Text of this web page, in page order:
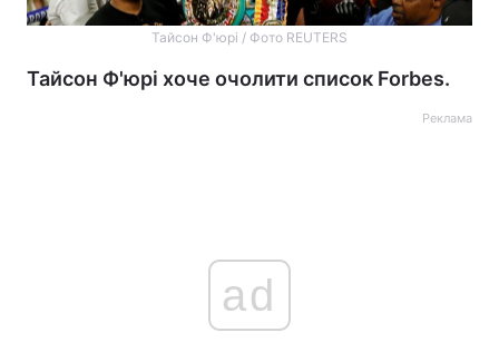
Тайсон Ф'юрі / Фото REUTERS
Тайсон Ф'юрі хоче очолити список Forbes.
Реклама
ad